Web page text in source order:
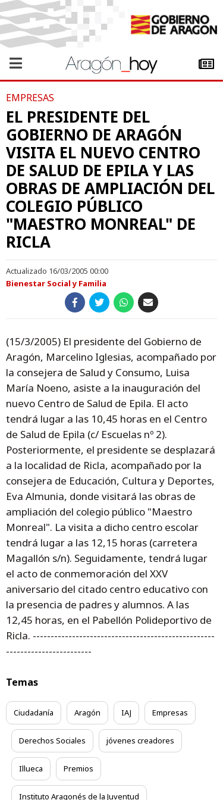
EMPRESAS
EL PRESIDENTE DEL
GOBIERNO DE ARAGÓN
VISITA EL NUEVO CENTRO
DE SALUD DE EPILA Y LAS
OBRAS DE AMPLIACIÓN DEL
COLEGIO PÚBLICO
"MAESTRO MONREAL" DE
RICLA
Actualizado 16/03/2005 00:00
Bienestar Social y Familia
(15/3/2005) El presidente del Gobierno de
Aragón, Marcelino Iglesias, acompañado por
la consejera de Salud y Consumo, Luisa
María Noeno, asiste a la inauguración del
nuevo Centro de Salud de Epila. El acto
tendrá lugar a las 10,45 horas en el Centro
de Salud de Epila (c/ Escuelas nº 2).
Posteriormente, el presidente se desplazará
a la localidad de Ricla, acompañado por la
consejera de Educación, Cultura y Deportes,
Eva Almunia, donde visitará las obras de
ampliación del colegio público "Maestro
Monreal". La visita a dicho centro escolar
tendrá lugar a las 12,15 horas (carretera
Magallón s/n). Seguidamente, tendrá lugar
el acto de conmemoración del XXV
aniversario del citado centro educativo con
la presencia de padres y alumnos. A las
12,45 horas, en el Pabellón Polideportivo de
Ricla. ---------------------------------------------------
------------------------
Temas
Ciudadanía Aragón IAJ Empresas
Derechos Sociales jóvenes creadores
Illueca Premios
Instituto Aragonés de la Juventud